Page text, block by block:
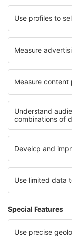
1
10 Sep (Do.) FRA
15:50 16:55
Rückflug
16 Sep (Mi.) DUB
10:40 16:00
Der Ticketpreis
Preis für